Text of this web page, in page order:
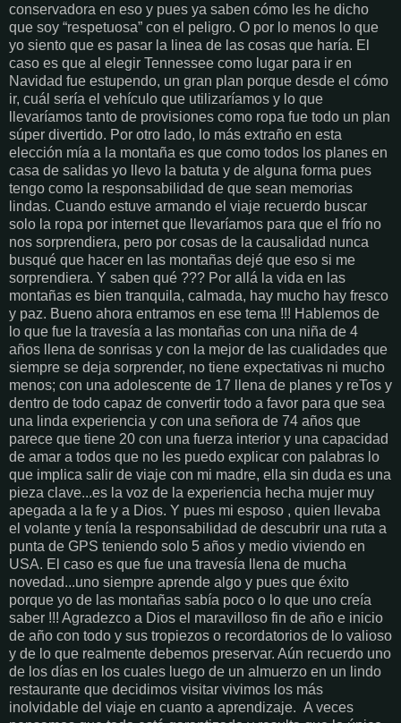
conservadora en eso y pues ya saben cómo les he dicho
que soy “respetuosa” con el peligro. O por lo menos lo que
yo siento que es pasar la linea de las cosas que haría. El
caso es que al elegir Tennessee como lugar para ir en
Navidad fue estupendo, un gran plan porque desde el cómo
ir, cuál sería el vehículo que utilizaríamos y lo que
llevaríamos tanto de provisiones como ropa fue todo un plan
súper divertido. Por otro lado, lo más extraño en esta
elección mía a la montaña es que como todos los planes en
casa de salidas yo llevo la batuta y de alguna forma pues
tengo como la responsabilidad de que sean memorias
lindas. Cuando estuve armando el viaje recuerdo buscar
solo la ropa por internet que llevaríamos para que el frío no
nos sorprendiera, pero por cosas de la causalidad nunca
busqué que hacer en las montañas dejé que eso si me
sorprendiera. Y saben qué ??? Por allá la vida en las
montañas es bien tranquila, calmada, hay mucho hay fresco
y paz. Bueno ahora entramos en ese tema !!! Hablemos de
lo que fue la travesía a las montañas con una niña de 4
años llena de sonrisas y con la mejor de las cualidades que
siempre se deja sorprender, no tiene expectativas ni mucho
menos; con una adolescente de 17 llena de planes y reTos y
dentro de todo capaz de convertir todo a favor para que sea
una linda experiencia y con una señora de 74 años que
parece que tiene 20 con una fuerza interior y una capacidad
de amar a todos que no les puedo explicar con palabras lo
que implica salir de viaje con mi madre, ella sin duda es una
pieza clave...es la voz de la experiencia hecha mujer muy
apegada a la fe y a Dios. Y pues mi esposo , quien llevaba
el volante y tenía la responsabilidad de descubrir una ruta a
punta de GPS teniendo solo 5 años y medio viviendo en
USA. El caso es que fue una travesía llena de mucha
novedad...uno siempre aprende algo y pues que éxito
porque yo de las montañas sabía poco o lo que uno creía
saber !!! Agradezco a Dios el maravilloso fin de año e inicio
de año con todo y sus tropiezos o recordatorios de lo valioso
y de lo que realmente debemos preservar. Aún recuerdo uno
de los días en los cuales luego de un almuerzo en un lindo
restaurante que decidimos visitar vivimos los más
inolvidable del viaje en cuanto a aprendizaje. A veces